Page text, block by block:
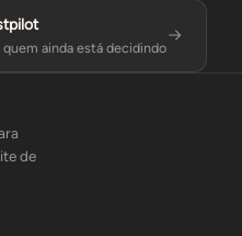
ainda está decidindo
de